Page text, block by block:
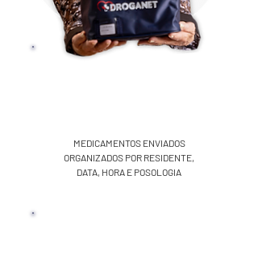
ORGANIZAÇÃO de
MEDICAMENTOS ENVIADOS
ORGANIZADOS POR RESIDENTE,
DATA, HORA E POSOLOGIA